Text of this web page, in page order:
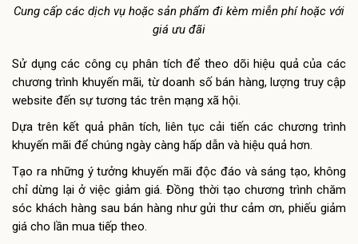
Cung cấp các dịch vụ hoặc sản phẩm đi kèm miễn phí hoặc với
giá ưu đãi
Sử dụng các công cụ phân tích để theo dõi hiệu quả của các
chương trình khuyến mãi, từ doanh số bán hàng, lượng truy cập
website đến sự tương tác trên mạng xã hội.
Dựa trên kết quả phân tích, liên tục cải tiến các chương trình
khuyến mãi để chúng ngày càng hấp dẫn và hiệu quả hơn.
Tạo ra những ý tưởng khuyến mãi độc đáo và sáng tạo, không
chỉ dừng lại ở việc giảm giá. Đồng thời tạo chương trình chăm
sóc khách hàng sau bán hàng như gửi thư cảm ơn, phiếu giảm
giá cho lần mua tiếp theo.